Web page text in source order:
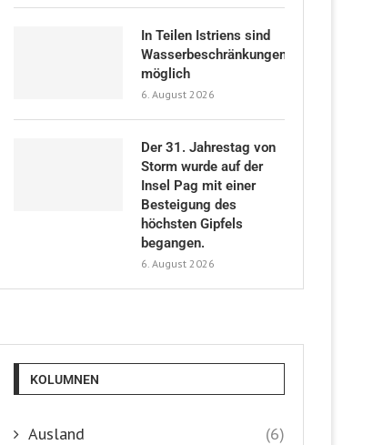
In Teilen Istriens sind
Wasserbeschränkungen
möglich
6. August 2026
Der 31. Jahrestag von
Storm wurde auf der
Insel Pag mit einer
Besteigung des
höchsten Gipfels
begangen.
6. August 2026
KOLUMNEN
Ausland (6)